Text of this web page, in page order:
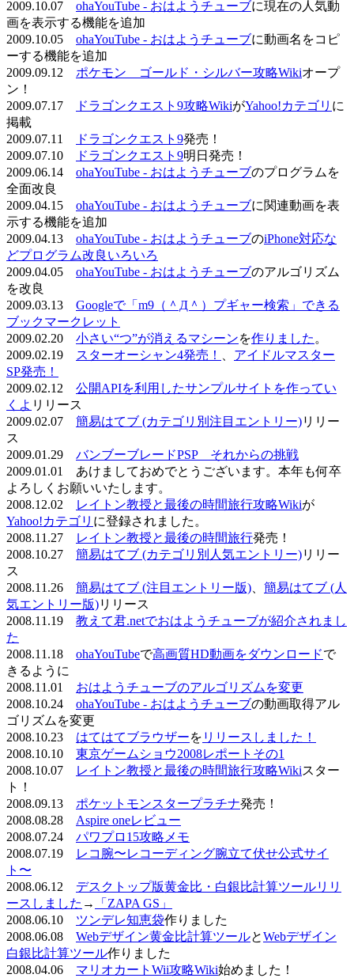
2009.10.07 ohaYouTube - おはようチューブに現在の人気動
画を表示する機能を追加
2009.10.05 ohaYouTube - おはようチューブに動画名をコピ
ーする機能を追加
2009.09.12 ポケモン ゴールド・シルバー攻略Wikiオープ
ン！
2009.07.17
ドラゴンクエスト9攻略WikiがYahoo!カテゴリ に
掲載
2009.07.11
ドラゴンクエスト9発売！
2009.07.10
ドラゴンクエスト9明日発売！
2009.06.14 ohaYouTube - おはようチューブのプログラムを
全面改良
2009.04.15 ohaYouTube - おはようチューブに関連動画を表
示する機能を追加
2009.04.13 ohaYouTube - おはようチューブのiPhone対応な
どプログラム改良いろいろ
2009.04.05 ohaYouTube - おはようチューブのアルゴリズム
を改良
2009.03.13 Googleで「m9（＾Д＾）プギャー検索」できる
ブックマークレット
2009.02.20 小さい“つ”が消えるマシーンを作りました 。
2009.02.19
スターオーシャン4発売！
アイドルマスター
SP発売！
2009.02.12 公開APIを利用したサンプルサイトを作ってい
くよ リリース
2009.02.07 簡易はてブ (カテゴリ別注目エントリー)リリー
ス
2009.01.29 バンブーブレードPSP それからの挑戦
2009.01.01 あけましておめでとうございます。本年も何卒
よろしくお願いいたします。
2008.12.02
レイトン教授と最後の時間旅行攻略Wikiが
Yahoo!カテゴリ に登録されました。
2008.11.27
レイトン教授と最後の時間旅行発売！
2008.10.27 簡易はてブ (カテゴリ別人気エントリー)リリー
ス
2008.11.26 簡易はてブ (注目エントリー版)
簡易はてブ (人
気エントリー版)リリース
2008.11.19 教えて君.netでおはようチューブが紹介されまし
た
2008.11.18 ohaYouTubeで高画質HD動画をダウンロードで
きるように
2008.11.01 おはようチューブのアルゴリズムを変更
2008.10.24 ohaYouTube - おはようチューブの動画取得アル
ゴリズムを変更
2008.10.23 はてはてブラウザーを リリースしました！
2008.10.10 東京ゲームショウ2008レポートその1
2008.10.07
レイトン教授と最後の時間旅行攻略Wikiスター
ト！
2008.09.13 ポケットモンスタープラチナ発売！
2008.08.28 Aspire oneレビュー
2008.07.24 パワプロ15攻略メモ
2008.07.19
レコ腕〜レコーディング腕立て伏せ公式サイ
ト〜
2008.06.12 デスクトップ版黄金比・白銀比計算ツールリリ
ースしました →
「ZAPA GS」
2008.06.10 ツンデレ知恵袋作りました
2008.06.08 Webデザイン黄金比計算ツールとWebデザイン
白銀比計算ツール作りました
2008.04.06 マリオカートWii攻略Wiki始めました！